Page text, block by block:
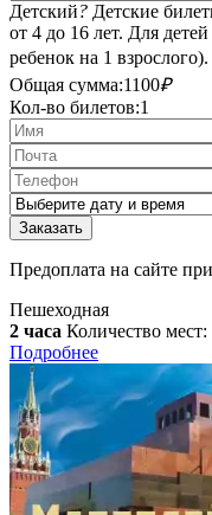
Детский? Детские
от 4 до 16 лет. Для
ребенок на 1 взрослого).
Общая сумма:1100₽
Кол-во билетов:1
Предоплата на сайте
Пешеходная
2 часа Количество мест:
Подробнее